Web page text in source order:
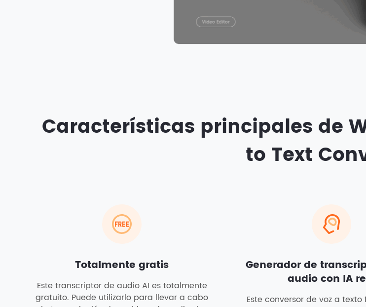
Características principales de
to Text
Totalmente gratis
Este transcriptor de audio AI es totalmente
gratuito. Puede utilizarlo para llevar a cabo
Generador de
audio con IA
Este conversor de voz a